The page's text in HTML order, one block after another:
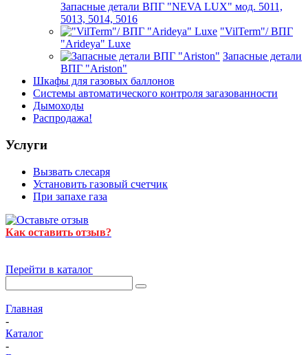
Запасные детали ВПГ "NEVA LUX" мод. 5011,
5013, 5014, 5016
"VilTerm"/ ВПГ
"Arideya" Luxe
Запасные детали
ВПГ "Ariston"
Шкафы для газовых баллонов
Системы автоматического контроля загазованности
Дымоходы
Распродажа!
Услуги
Вызвать слесаря
Установить газовый счетчик
При запахе газа
Как оставить отзыв?
Перейти в каталог
Главная
-
Каталог
-